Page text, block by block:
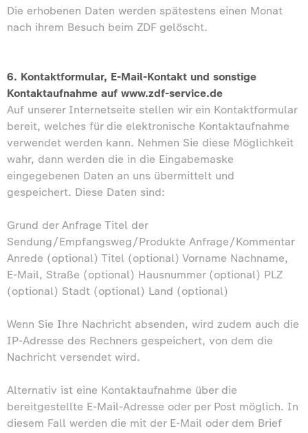
Die erhobenen Daten werden spätestens einen Monat
nach ihrem Besuch beim ZDF gelöscht.
6. Kontaktformular, E-Mail-Kontakt und sonstige
Kontaktaufnahme auf www.zdf-service.de
Auf unserer Internetseite stellen wir ein Kontaktformular
bereit, welches für die elektronische Kontaktaufnahme
verwendet werden kann. Nehmen Sie diese Möglichkeit
wahr, dann werden die in die Eingabemaske
eingegebenen Daten an uns übermittelt und
gespeichert. Diese Daten sind:
Grund der Anfrage Titel der
Sendung/Empfangsweg/Produkte Anfrage/Kommentar
Anrede (optional) Titel (optional) Vorname Nachname,
E-Mail, Straße (optional) Hausnummer (optional) PLZ
(optional) Stadt (optional) Land (optional)
Wenn Sie Ihre Nachricht absenden, wird zudem auch die
IP-Adresse des Rechners gespeichert, von dem die
Nachricht versendet wird.
Alternativ ist eine Kontaktaufnahme über die
bereitgestellte E-Mail-Adresse oder per Post möglich. In
diesem Fall werden die mit der E-Mail oder dem Brief